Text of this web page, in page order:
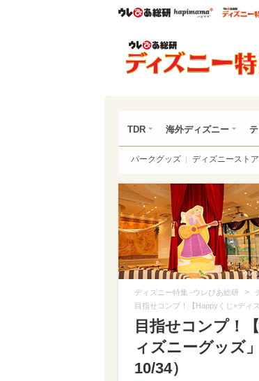
ウレぴあ総研ハピマ
TDR 海外ディズニー
パークグッズ ディズニーストア
ディズニー特集 -ウレぴあ総研 >
目指せコンプ！【Happyくじ×ディ
目指せコンプ！
ィズニーグッズ
10/34）